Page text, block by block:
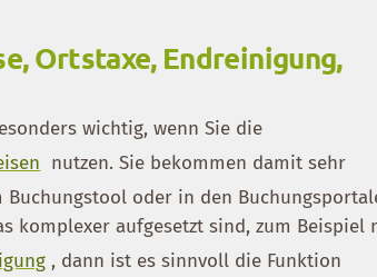
Ortstaxe, Endreinigung,
wichtig, wenn Sie die
nutzen. Sie bekommen damit sehr
oder in den
komplexer aufgesetzt sind, zum Beispiel
, dann ist es sinnvoll die Funktion